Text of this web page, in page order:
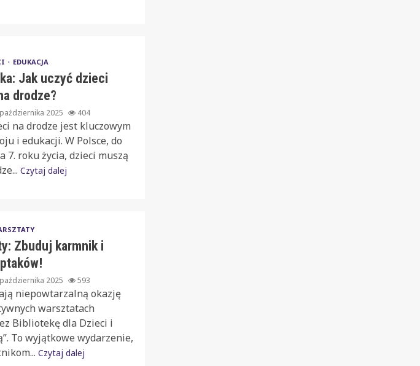
EDUKACJA
Jak uczyć dzieci
drodze?
2025 404
na drodze jest kluczowym
i edukacji. W Polsce, do
7. roku życia, dzieci muszą
Czytaj dalej
Zbuduj karmnik i
2025 593
niepowtarzalną okazję
warsztatach
Bibliotekę dla Dzieci i
To wyjątkowe wydarzenie,
Czytaj dalej